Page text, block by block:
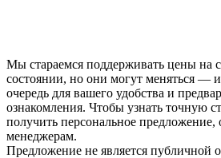
Мы стараемся поддерживать цены на
состоянии, но они могут меняться —
очередь для вашего удобства и
ознакомления. Чтобы узнать точную
получить персональное предложение,
менеджерам.
Предложение не является публичной